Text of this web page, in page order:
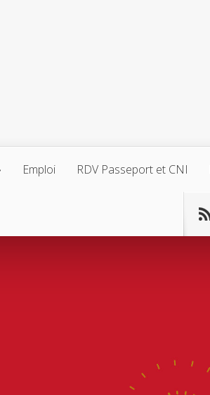
Emploi RDV Passeport et CNI